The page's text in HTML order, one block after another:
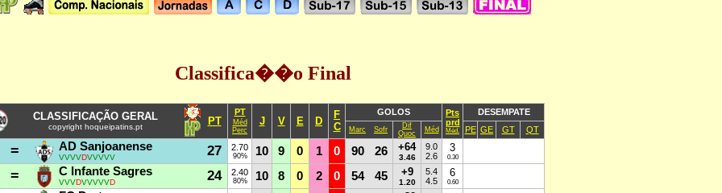
Classifica��o Final
CLASSIFICAÇÃO GERAL
copyright hoqueipatins.pt PT
PT
Méd
Perc
J V E D
F
C
GOLOS
Pts
prd
Méd.
DESEMPATE
Marc Sofr
Dif
Quoc
Méd PE GE GT QT
= AD Sanjoanense
VVVVDVVVVV 27 2.70
90% 10 9 0 1 0 90 26 +64
3.46
9.0
2.6
3
0.30
= C Infante Sagres
VVVDVVVVVD 24 2.40
80% 10 8 0 2 0 54 45 +9
1.20
5.4
4.5
6
0.60